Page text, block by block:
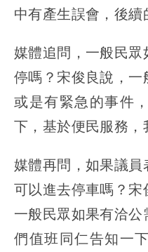
中有產生誤會，後續
媒體追問，一般民
停嗎？宋俊良說， 一
或是有緊急的事件
下，基於便民服務
媒體再問，如果議
可以進去停車嗎？宋
一般民眾如果有洽
們值班同仁告知一